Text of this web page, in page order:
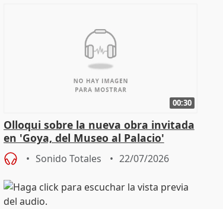
00:30
Olloqui sobre la nueva obra invitada
en 'Goya, del Museo al Palacio'
Sonido Totales 22/07/2026